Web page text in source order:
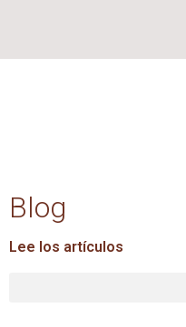
Blog
Lee los artículos